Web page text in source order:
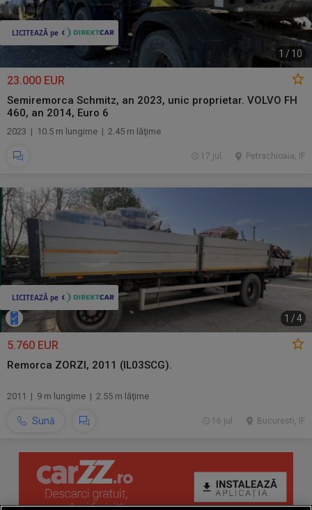
1 /10
23.000 EUR
Semiremorca Schmitz, an 2023, unic proprietar. VOLVO FH
460, an 2014, Euro 6
2023 | 10.5 m lungime | 2.45 m lăţime
Petrachioaia, IF
17 jul.
1 /4
5.760 EUR
Remorca ZORZI, 2011 (IL03SCG).
2011 | 9 m lungime | 2.55 m lăţime
Sună Bucuresti, IF
16 jul.